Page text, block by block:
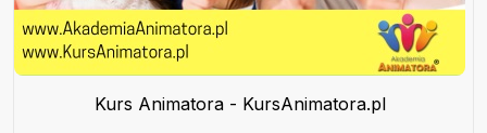
Kurs Animatora - KursAnimatora.pl